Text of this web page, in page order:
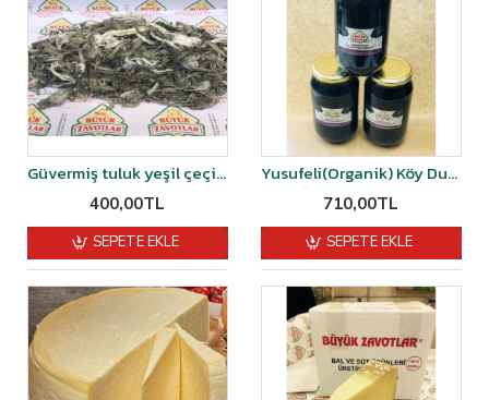
Güvermiş tuluk yeşil çeçil peyniri 1 kg
400,00TL
SEPETE EKLE
Yusufeli(Organik) Köy Dut Pekmezi 1,400 kğ-1450 kğ arası
710,00TL
SEPETE EKLE